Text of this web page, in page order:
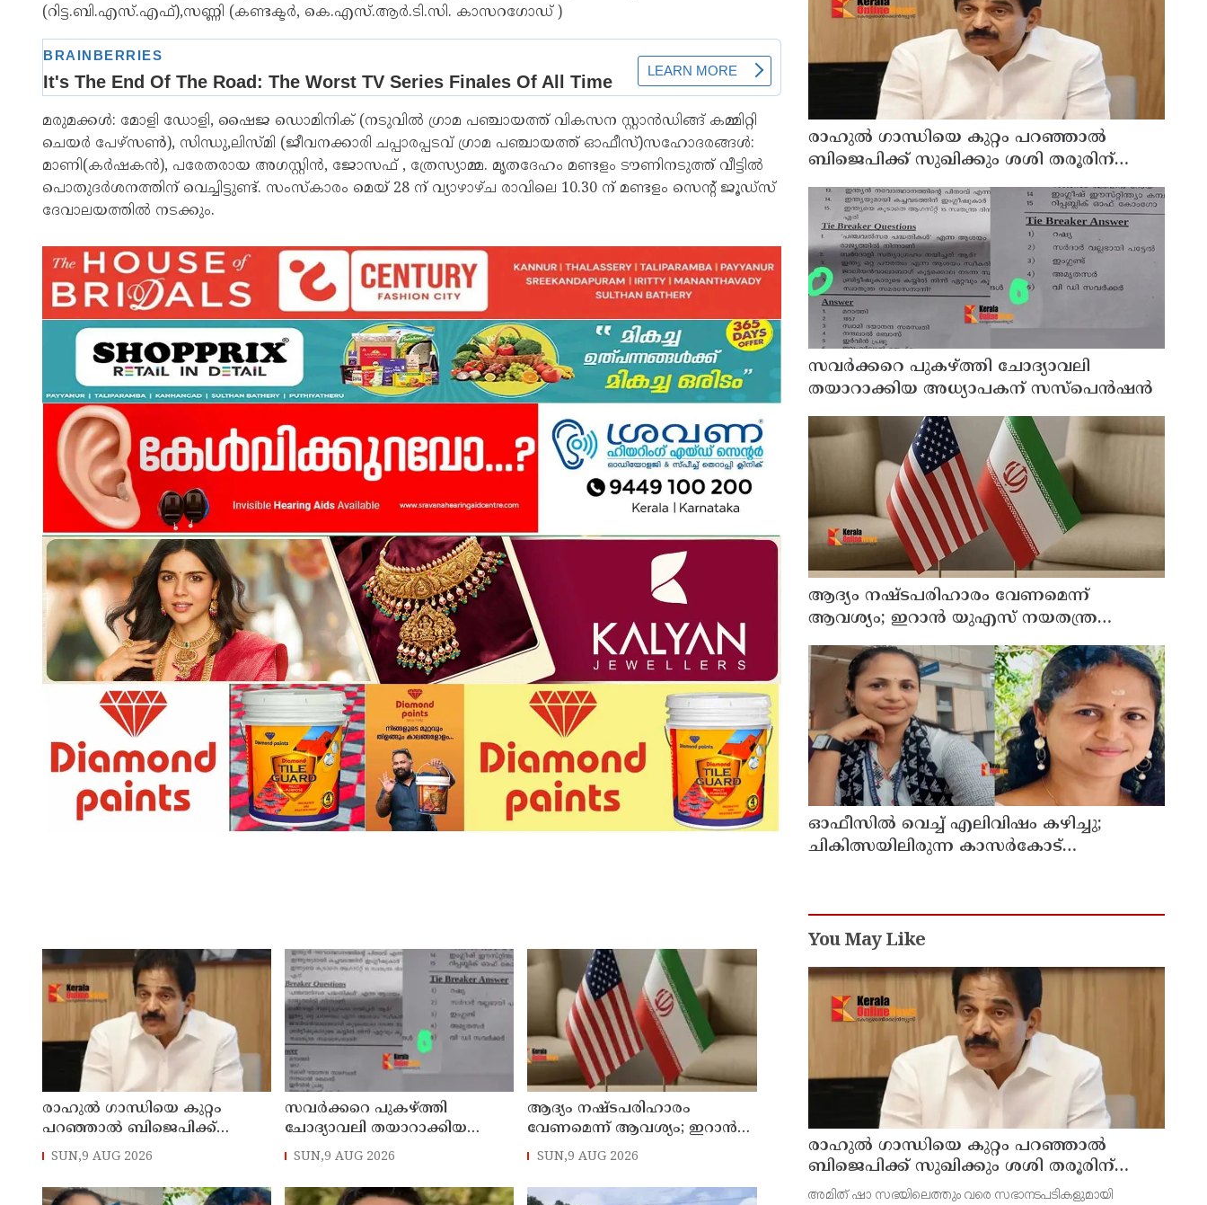
(റിട്ട.ബി.എസ്.എഫ്),സണ്ണി (കണ്ടക്ടർ, കെ.എസ്.ആർ.ടി.സി. കാസറഗോഡ് )
മരുമക്കൾ: മോളി ഡോളി, ഷൈജ ഡൊമിനിക് (നടുവിൽ ഗ്രാമ പഞ്ചായത്ത് വികസന സ്റ്റാൻഡിങ്ങ് കമ്മിറ്റി
ചെയർ പേഴ്സൺ), സിന്ധു,ലിസ്മി (ജീവനക്കാരി ചപ്പാരപ്പടവ് ഗ്രാമ പഞ്ചായത്ത് ഓഫീസ്)സഹോദരങ്ങൾ:
മാണി(കർഷകൻ), പരേതരായ അഗസ്റ്റിൻ, ജോസഫ് , ത്രേസ്യാമ്മ. മൃതദേഹം മണ്ടളം ടൗണിനടുത്ത് വീട്ടിൽ
പൊതുദർശനത്തിന് വെച്ചിട്ടുണ്ട്. സംസ്കാരം മെയ് 28 ന് വ്യാഴാഴ്ച രാവിലെ 10.30 ന് മണ്ടളം സെന്റ് ജൂഡ്സ്
ദേവാലയത്തിൽ നടക്കും.
രാഹുല്‍ ഗാന്ധിയെ കുറ്റം
പറഞ്ഞാല്‍ ബിജെപിക്ക്
സുഖിക്കും ശശി തരൂരിന്
വേണുഗോപാല്‍
SUN,9 AUG 2026
സവര്‍ക്കറെ പുകഴ്ത്തി
ചോദ്യാവലി തയാറാക്കിയ
അധ്യാപകന് സസ്‌പെന്‍ഷന്‍
SUN,9 AUG 2026
ആദ്യം നഷ്ടപരിഹാരം
വേണമെന്ന് ആവശ്യം; ഇറാന്‍
യുഎസ് നയതന്ത്ര നീക്കങ്ങളില്‍
SUN,9 AUG 2026
രാഹുല്‍ ഗാന്ധിയെ കുറ്റം പറഞ്ഞാല്‍
ബിജെപിക്ക് സുഖിക്കും ശശി തരൂരിന്
മറുപടിയുമായി കെ സി വേണുഗോപാല്‍
സവര്‍ക്കറെ പുകഴ്ത്തി ചോദ്യാവലി
തയാറാക്കിയ അധ്യാപകന് സസ്‌പെന്‍ഷന്‍
ആദ്യം നഷ്ടപരിഹാരം വേണമെന്ന്
ആവശ്യം; ഇറാന്‍ യുഎസ് നയതന്ത്ര
നീക്കങ്ങളില്‍ അനിശ്ചിതത്വം
ഓഫീസില്‍ വെച്ച് എലിവിഷം കഴിച്ചു;
ചികിത്സയിലിരുന്ന കാസര്‍കോട്
You May Like
രാഹുല്‍ ഗാന്ധിയെ കുറ്റം പറഞ്ഞാല്‍
ബിജെപിക്ക് സുഖിക്കും ശശി തരൂരിന്
മറുപടിയുമായി കെ സി വേണുഗോപാല്‍
അമിത് ഷാ സഭയിലെത്തും വരെ സഭാനടപടികളുമായി